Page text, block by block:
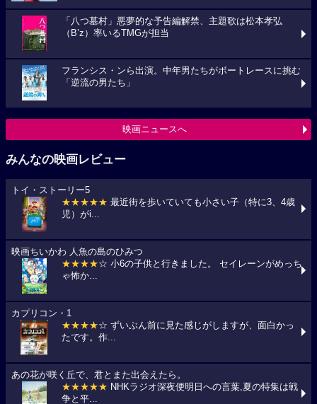
「八つ墓村」悪夢的な予告編解禁、主題歌は松本孝弘
（B’z）率いるTMGが担当
フランシス・ンら出演。中年男たちがボートレースに挑む
「逆流の男たち」
映画ニュースへ
みんなの映画レビュー
トイ・ストーリー5
★★★★★ 最近街を歩いていても小さい子（特に3、4歳
児）がi...
映画ちいかわ 人魚の島のひみつ
★★★★☆ 小6の子供と行きました。 セイレーンがめっち
ゃ怖か...
カプリコン・1
★★★★☆ ずいぶん前に見た感じがしますが、面白かっ
たです。作...
あの花が咲く丘で、君とまた出会えたら。
★★★★★ NHKラジオ深夜便明日への言葉,夏の特集は戦
争と平...